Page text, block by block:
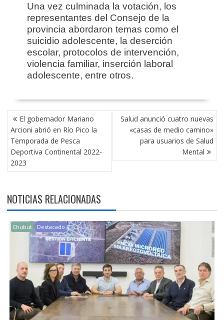
Una vez culminada la votación, los
representantes del Consejo de la
provincia abordaron temas como el
suicidio adolescente, la deserción
escolar, protocolos de intervención,
violencia familiar, inserción laboral
adolescente, entre otros.
NAVEGACIÓN
DE
ENTRADAS
El gobernador Mariano
Arcioni abrió en Río Pico la
Temporada de Pesca
Deportiva Continental 2022-
2023
Salud anunció cuatro nuevas
«casas de medio camino»
para usuarios de Salud
Mental
NOTICIAS RELACIONADAS
Chubut Destacado